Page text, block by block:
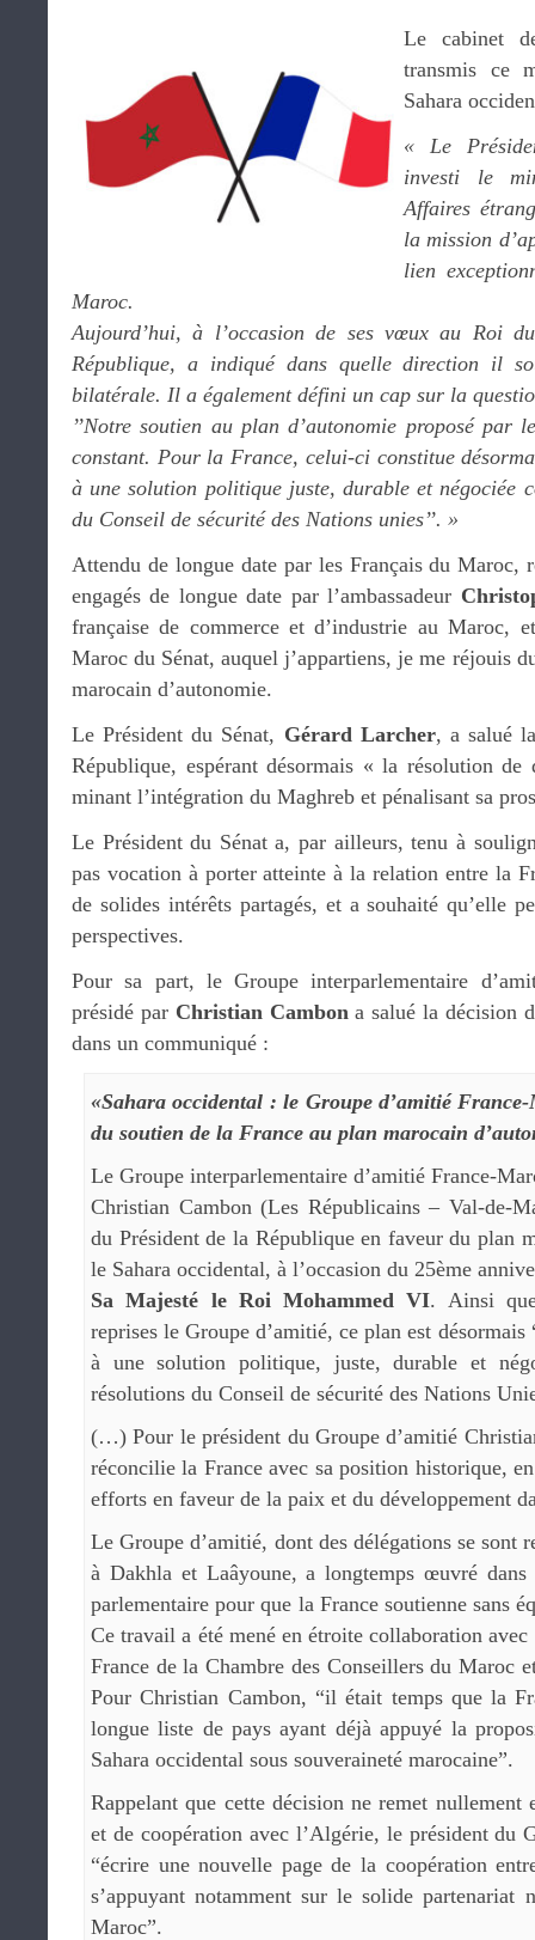
Le cabinet
transmis ce
Sahara
« Le
investi le
Affaires
la mission
lien
Maroc.
Aujourd’hui, à l’occasion de ses vœux au Roi
République, a indiqué dans quelle direction il
bilatérale. Il a également défini un cap sur la
’’Notre soutien au plan d’autonomie proposé
constant. Pour la France, celui-ci constitue
à une solution politique juste, durable et négociée
du Conseil de sécurité des Nations unies’’. »
Attendu de longue date par les Français du Maroc,
engagés de longue date par l’ambassadeur
française de commerce et d’industrie au Maroc,
Maroc du Sénat, auquel j’appartiens, je me réjouis
marocain d’autonomie.
Le Président du Sénat, Gérard Larcher, a salué
République, espérant désormais « la résolution
minant l’intégration du Maghreb et pénalisant sa
Le Président du Sénat a, par ailleurs, tenu à
pas vocation à porter atteinte à la relation entre la
de solides intérêts partagés, et a souhaité qu’elle
perspectives.
Pour sa part, le Groupe interparlementaire
présidé par Christian Cambona salué la décision
dans un communiqué :
«Sahara occidental : le Groupe d’amitié
du soutien de la France au plan marocain
Le Groupe interparlementaire d’amitié France-
Christian Cambon (Les Républicains – Val-de-
du Président de la République en faveur du plan
le Sahara occidental, à l’occasion du 25ème
Sa Majesté le Roi Mohammed VI. Ainsi
reprises le Groupe d’amitié, ce plan est désormais
à une solution politique, juste, durable et
résolutions du Conseil de sécurité des Nations
(…) Pour le président du Groupe d’amitié
réconcilie la France avec sa position historique,
efforts en faveur de la paix et du développement
Le Groupe d’amitié, dont des délégations se sont
à Dakhla et Laâyoune, a longtemps œuvré
parlementaire pour que la France soutienne sans
Ce travail a été mené en étroite collaboration
France de la Chambre des Conseillers du Maroc
Pour Christian Cambon, “il était temps que la
longue liste de pays ayant déjà appuyé la
Sahara occidental sous souveraineté marocaine”.
Rappelant que cette décision ne remet nullement
et de coopération avec l’Algérie, le président du
“écrire une nouvelle page de la coopération
s’appuyant notamment sur le solide partenariat
Maroc”.